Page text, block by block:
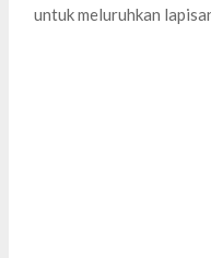
untuk meluruhkan